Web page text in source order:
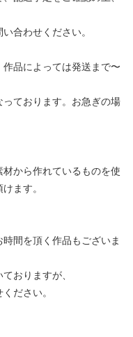
合わせください。
品によっては発送まで〜
ております。お急ぎの場
から作れているものを使
ます。
間を頂く作品もございま
おりますが、
ださい。